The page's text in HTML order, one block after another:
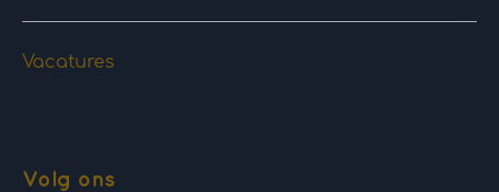
Vacatures
Volg ons